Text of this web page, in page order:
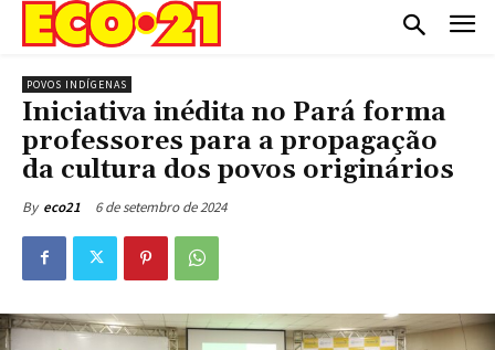
POVOS INDÍGENAS
Iniciativa inédita no Pará forma
professores para a propagação
da cultura dos povos originários
By eco21 6 de setembro de 2024